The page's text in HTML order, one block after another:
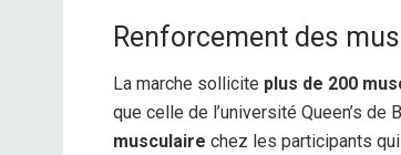
Renforcement des
La marche sollicite plus de 200
que celle de l’université Queen’s de
musculaire chez les participants